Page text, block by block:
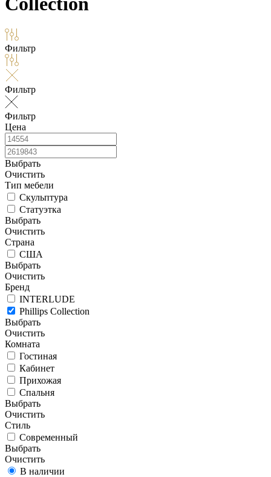
Фильтр
Фильтр
Фильтр
Цена
Выбрать
Очистить
Тип мебели
Скульптура
Статуэтка
Выбрать
Очистить
Страна
США
Выбрать
Очистить
Бренд
INTERLUDE
Phillips Collection
Выбрать
Очистить
Комната
Гостиная
Кабинет
Прихожая
Спальня
Выбрать
Очистить
Стиль
Современный
Выбрать
Очистить
В наличии